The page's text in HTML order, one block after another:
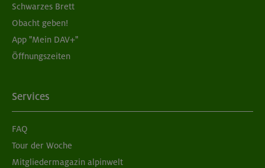
Schwarzes Brett
Obacht geben!
App "Mein DAV+"
Öffnungszeiten
Services
FAQ
Tour der Woche
Mitgliedermagazin alpinwelt